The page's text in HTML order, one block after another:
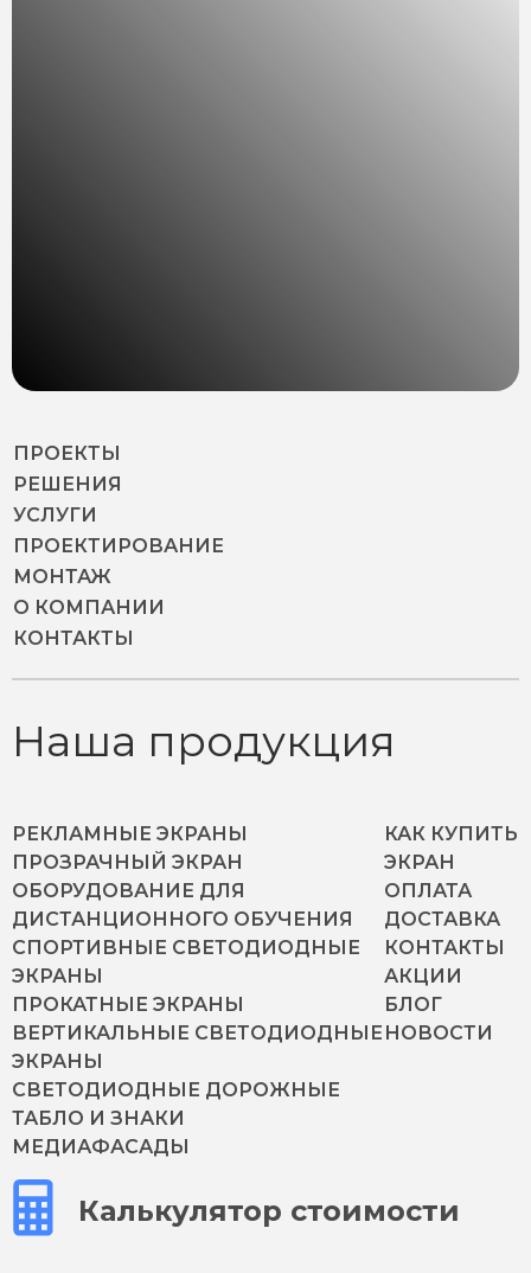
ПРОЕКТЫ
РЕШЕНИЯ
УСЛУГИ
ПРОЕКТИРОВАНИЕ
МОНТАЖ
О КОМПАНИИ
КОНТАКТЫ
Наша продукция
РЕКЛАМНЫЕ ЭКРАНЫ
ПРОЗРАЧНЫЙ ЭКРАН
ОБОРУДОВАНИЕ ДЛЯ
ДИСТАНЦИОННОГО ОБУЧЕНИЯ
СПОРТИВНЫЕ СВЕТОДИОДНЫЕ
ЭКРАНЫ
ПРОКАТНЫЕ ЭКРАНЫ
ВЕРТИКАЛЬНЫЕ СВЕТОДИОДНЫЕ
ЭКРАНЫ
СВЕТОДИОДНЫЕ ДОРОЖНЫЕ
ТАБЛО И ЗНАКИ
МЕДИАФАСАДЫ
КАК КУПИТЬ
ЭКРАН
ОПЛАТА
ДОСТАВКА
КОНТАКТЫ
АКЦИИ
БЛОГ
НОВОСТИ
Калькулятор стоимости